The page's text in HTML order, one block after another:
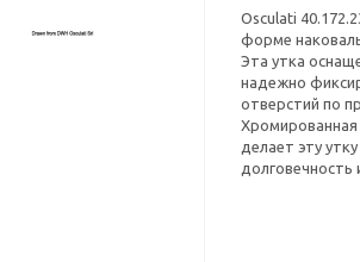
Osculati
форме
Эта утка
надежно
отверстий по
Хромированная
делает эту
долговечность